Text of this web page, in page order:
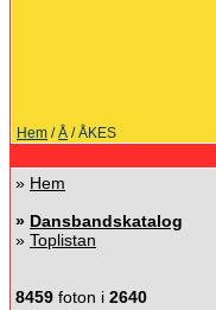
Hem /Å / ÅKES
» Hem
» Dansbandskatalog
» Toplistan
8459 foton i 2640